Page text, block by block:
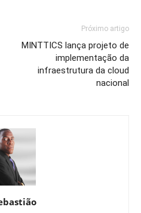
Próximo artigo
MINTTICS lança projeto de
implementação da
infraestrutura da cloud
nacional